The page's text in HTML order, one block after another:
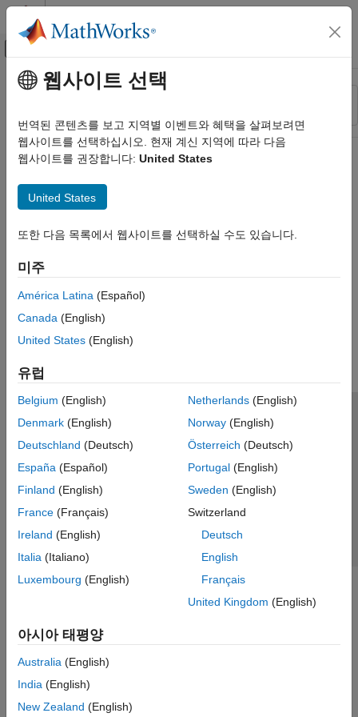
콘텐츠로 바로 가기
오프캔버스 탐색 메뉴 토글
리소스
상태
주요 콘텐츠
웹사이트 선택
번역된 콘텐츠를 보고 지역별 이벤트와 혜택을 살펴보려면
웹사이트를 선택하십시오. 현재 계신 지역에 따라 다음
웹사이트를 권장합니다: United States
United States
또한 다음 목록에서 웹사이트를 선택하실 수도 있습니다.
미주
América Latina (Español)
Canada (English)
United States (English)
유럽
Belgium (English)
Denmark (English)
Deutschland (Deutsch)
España (Español)
Finland (English)
France (Français)
Ireland (English)
Italia (Italiano)
Luxembourg (English)
Netherlands(English)
Norway(English)
Österreich (Deutsch)
Portugal(English)
Sweden (English)
Switzerland
Deutsch
English
Français
United Kingdom (English)
아시아 태평양
Australia (English)
India (English)
New Zealand (English)
신뢰 센터 등록 상표 개인정보 취급방침
불법 복제 방지
애플리케이션 상태
© 1994-2026 The MathWorks, Inc.